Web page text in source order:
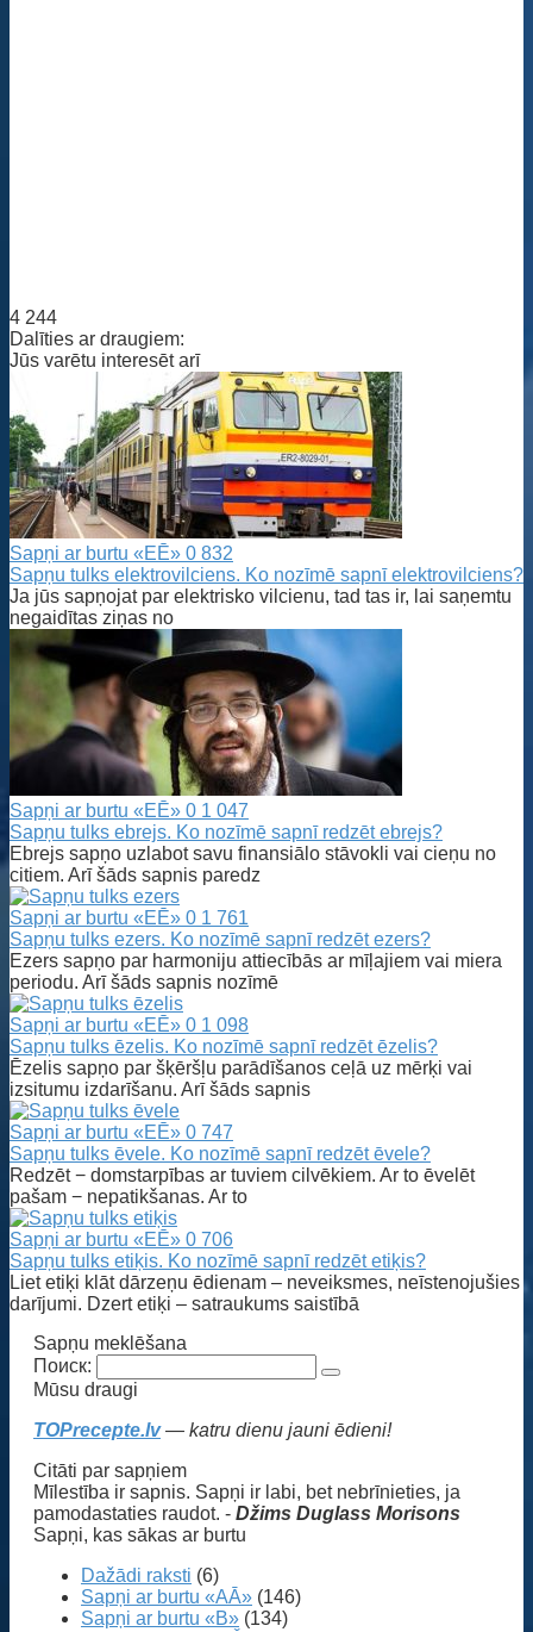
4 244
Dalīties ar draugiem:
Jūs varētu interesēt arī
Sapņi ar burtu «EĒ» 0 832
Sapņu tulks elektrovilciens. Ko nozīmē sapnī elektrovilciens?
Ja jūs sapņojat par elektrisko vilcienu, tad tas ir, lai saņemtu
negaidītas ziņas no
Sapņi ar burtu «EĒ» 0 1 047
Sapņu tulks ebrejs. Ko nozīmē sapnī redzēt ebrejs?
Ebrejs sapņo uzlabot savu finansiālo stāvokli vai cieņu no
citiem. Arī šāds sapnis paredz
Sapņi ar burtu «EĒ» 0 1 761
Sapņu tulks ezers. Ko nozīmē sapnī redzēt ezers?
Ezers sapņo par harmoniju attiecībās ar mīļajiem vai miera
periodu. Arī šāds sapnis nozīmē
Sapņi ar burtu «EĒ» 0 1 098
Sapņu tulks ēzelis. Ko nozīmē sapnī redzēt ēzelis?
Ēzelis sapņo par šķēršļu parādīšanos ceļā uz mērķi vai
izsitumu izdarīšanu. Arī šāds sapnis
Sapņi ar burtu «EĒ» 0 747
Sapņu tulks ēvele. Ko nozīmē sapnī redzēt ēvele?
Redzēt − domstarpības ar tuviem cilvēkiem. Ar to ēvelēt
pašam − nepatikšanas. Ar to
Sapņi ar burtu «EĒ» 0 706
Sapņu tulks etiķis. Ko nozīmē sapnī redzēt etiķis?
Liet etiķi klāt dārzeņu ēdienam – neveiksmes, neīstenojušies
darījumi. Dzert etiķi – satraukums saistībā
Sapņu meklēšana
Поиск:
Mūsu draugi
TOPrecepte.lv— katru dienu jauni ēdieni!
Citāti par sapņiem
Mīlestība ir sapnis. Sapņi ir labi, bet nebrīnieties, ja
pamodastaties raudot. - Džims Duglass Morisons
Sapņi, kas sākas ar burtu
Dažādi raksti (6)
Sapņi ar burtu «AĀ» (146)
Sapņi ar burtu «B» (134)